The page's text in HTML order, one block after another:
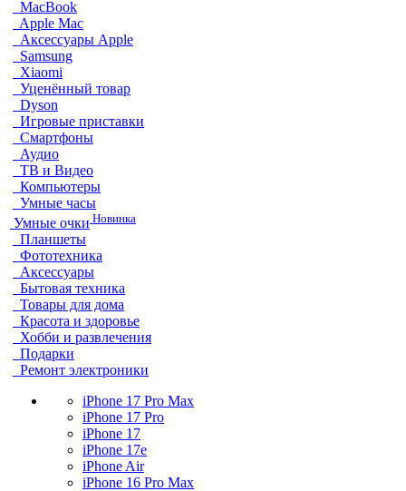
MacBook
Apple Mac
Аксессуары Apple
Samsung
Xiaomi
Уценённый товар
Dyson
Игровые приставки
Смартфоны
Аудио
ТВ и Видео
Компьютеры
Умные часы
Умные очки Новинка
Планшеты
Фототехника
Аксессуары
Бытовая техника
Товары для дома
Красота и здоровье
Хобби и развлечения
Подарки
Ремонт электроники
iPhone 17 Pro Max
iPhone 17 Pro
iPhone 17
iPhone 17e
iPhone Air
iPhone 16 Pro Max